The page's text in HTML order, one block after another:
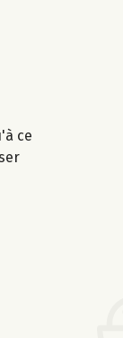
ce